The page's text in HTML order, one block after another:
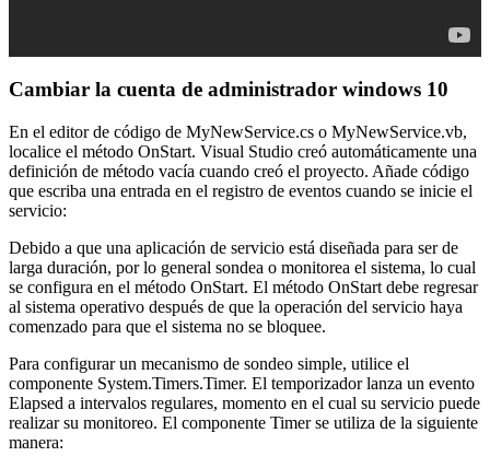
Cambiar la cuenta de administrador windows 10
En el editor de código de MyNewService.cs o MyNewService.vb,
localice el método OnStart. Visual Studio creó automáticamente una
definición de método vacía cuando creó el proyecto. Añade código
que escriba una entrada en el registro de eventos cuando se inicie el
servicio:
Debido a que una aplicación de servicio está diseñada para ser de
larga duración, por lo general sondea o monitorea el sistema, lo cual
se configura en el método OnStart. El método OnStart debe regresar
al sistema operativo después de que la operación del servicio haya
comenzado para que el sistema no se bloquee.
Para configurar un mecanismo de sondeo simple, utilice el
componente System.Timers.Timer. El temporizador lanza un evento
Elapsed a intervalos regulares, momento en el cual su servicio puede
realizar su monitoreo. El componente Timer se utiliza de la siguiente
manera: